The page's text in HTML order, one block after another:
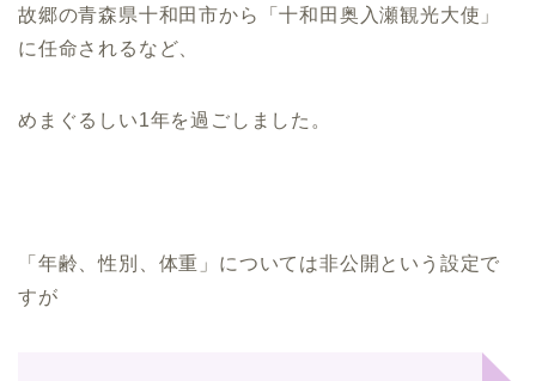
故郷の青森県十和田市から「十和田奥入瀬観光大使」
に任命されるなど、
めまぐるしい1年を過ごしました。
「年齢、性別、体重」については非公開という設定で
すが